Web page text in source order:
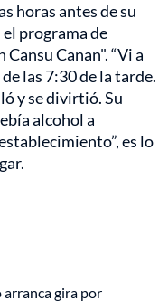
horas antes de su
programa de
Canan". “Vi a
las 7:30 de la tarde.
y se divirtió. Su
alcohol a
es lo
gira por